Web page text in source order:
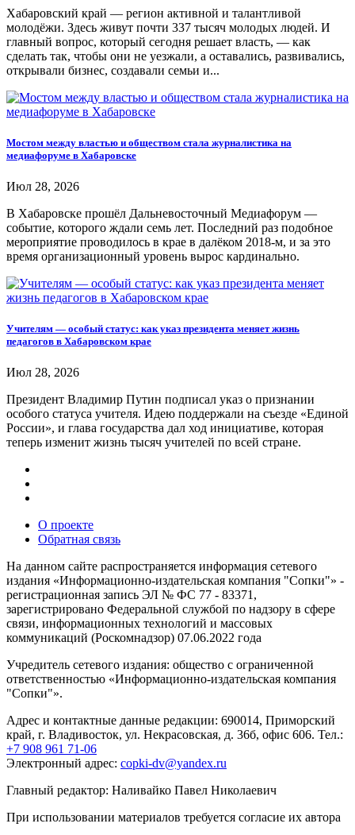
Хабаровский край — регион активной и талантливой
молодёжи. Здесь живут почти 337 тысяч молодых людей. И
главный вопрос, который сегодня решает власть, — как
сделать так, чтобы они не уезжали, а оставались, развивались,
открывали бизнес, создавали семьи и...
Мостом между властью и обществом стала журналистика на
медиафоруме в Хабаровске
Июл 28, 2026
В Хабаровске прошёл Дальневосточный Медиафорум —
событие, которого ждали семь лет. Последний раз подобное
мероприятие проводилось в крае в далёком 2018-м, и за это
время организационный уровень вырос кардинально.
Учителям — особый статус: как указ президента меняет жизнь
педагогов в Хабаровском крае
Июл 28, 2026
Президент Владимир Путин подписал указ о признании
особого статуса учителя. Идею поддержали на съезде «Единой
России», и глава государства дал ход инициативе, которая
теперь изменит жизнь тысяч учителей по всей стране.
О проекте
Обратная связь
На данном сайте распространяется информация сетевого
издания «Информационно-издательская компания "Сопки"» -
регистрационная запись ЭЛ № ФС 77 - 83371,
зарегистрировано Федеральной службой по надзору в сфере
связи, информационных технологий и массовых
коммуникаций (Роскомнадзор) 07.06.2022 года
Учредитель сетевого издания: общество с ограниченной
ответственностью «Информационно-издательская компания
"Сопки"».
Адрес и контактные данные редакции: 690014, Приморский
край, г. Владивосток, ул. Некрасовская, д. 36б, офис 606. Тел.:
+7 908 961 71-06
Электронный адрес: copki-dv@yandex.ru
Главный редактор: Наливайко Павел Николаевич
При использовании материалов требуется согласие их автора